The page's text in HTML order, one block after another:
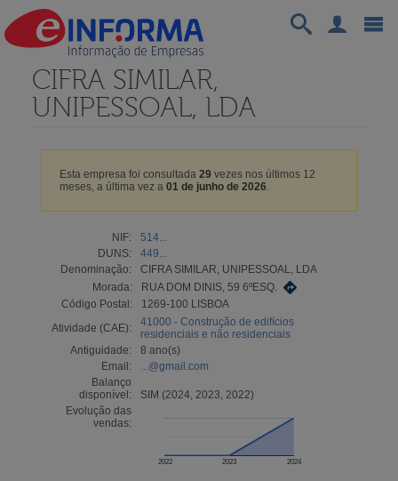
CIFRA SIMILAR,
UNIPESSOAL, LDA
Esta empresa foi consultada 29 vezes nos últimos 12
meses, a última vez a 01 de junho de 2026.
NIF:
514...
DUNS:
449...
Denominação:
CIFRA SIMILAR, UNIPESSOAL, LDA
Morada:
RUA DOM DINIS, 59 6ºESQ.
Código Postal:
1269-100 LISBOA
Atividade (CAE):
41000 - Construção de edifícios
residenciais e não residenciais
Antiguidade:
8 ano(s)
Email:
...@gmail.com
Balanço
disponível:
SIM (2024, 2023, 2022)
Evolução das
vendas:
2022 2023 2024